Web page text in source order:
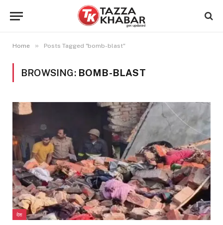
Home » Posts Tagged "bomb-blast"
BROWSING: BOMB-BLAST
देश